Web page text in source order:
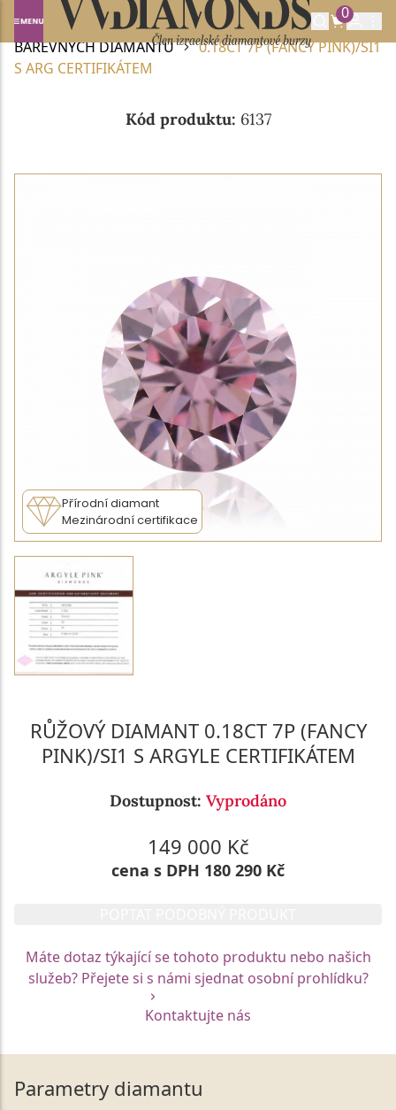
0
Domů BAREVNÉ DIAMANTY
NABÍDKA
BAREVNÝCH DIAMANTŮ
0.18CT 7P (FANCY PINK)/SI1
S ARG CERTIFIKÁTEM
Kód produktu: 6137
Přírodní diamant
Mezinárodní certifikace
RŮŽOVÝ DIAMANT 0.18CT 7P (FANCY
PINK)/SI1 S ARGYLE CERTIFIKÁTEM
Dostupnost: Vyprodáno
149 000 Kč
cena s DPH 180 290 Kč
Máte dotaz týkající se tohoto produktu nebo našich
služeb? Přejete si s námi sjednat osobní prohlídku?
Kontaktujte nás
Parametry diamantu